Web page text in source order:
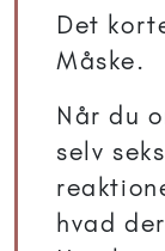
Det
Måske.
Når du
selv
hvad